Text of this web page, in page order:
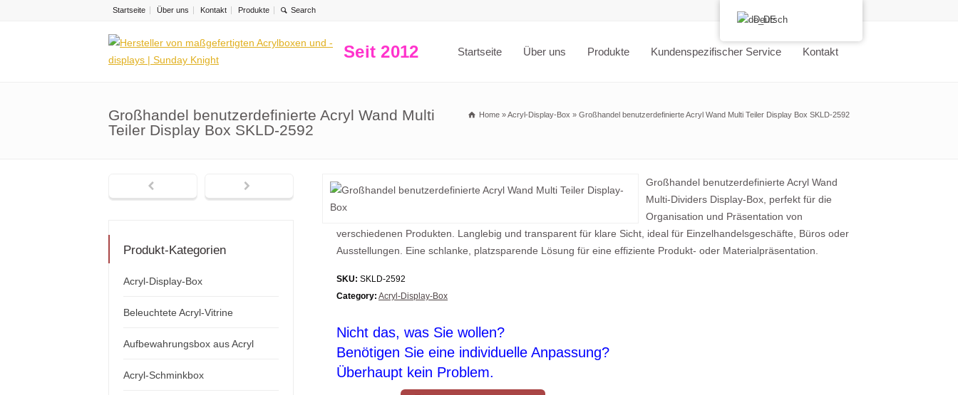
Startseite Über uns Kontakt Produkte
Seit 2012 Startseite Über uns Produkte Kundenspezifischer Service Kontakt
Großhandel benutzerdefinierte Acryl Wand Multi
Teiler Display Box SKLD-2592
Home »Acryl-Display-Box » Großhandel benutzerdefinierte Acryl Wand Multi Teiler Display Box SKLD-2592
Großhandel benutzerdefinierte Acryl Wand
Multi-Dividers Display-Box, perfekt für die
Organisation und Präsentation von
verschiedenen Produkten. Langlebig und transparent für klare Sicht, ideal für Einzelhandelsgeschäfte, Büros oder
Ausstellungen. Eine schlanke, platzsparende Lösung für eine effiziente Produkt- oder Materialpräsentation.
SKU: SKLD-2592
Category: Acryl-Display-Box
Nicht das, was Sie wollen?
Benötigen Sie eine individuelle Anpassung?
Überhaupt kein Problem.
Produkt-Kategorien
Acryl-Display-Box
Beleuchtete Acryl-Vitrine
Aufbewahrungsbox aus Acryl
Acryl-Schminkbox
Deutsch